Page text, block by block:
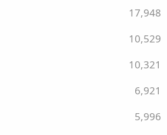
17,948
10,529
10,321
6,921
5,996